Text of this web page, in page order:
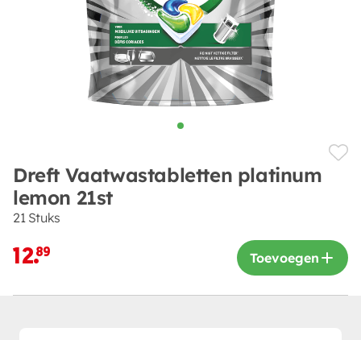
Dreft Vaatwastabletten platinum
lemon 21st
21 Stuks
12.89 Toevoegen